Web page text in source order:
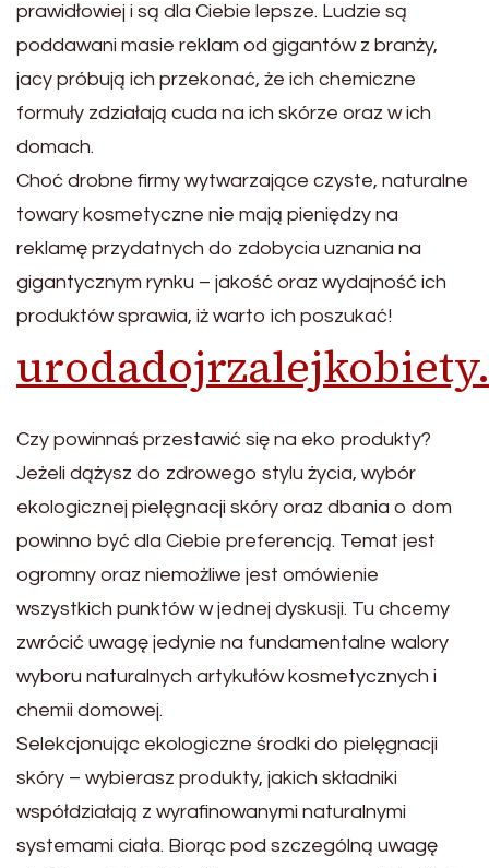
prawidłowiej i są dla Ciebie lepsze. Ludzie są
poddawani masie reklam od gigantów z branży,
jacy próbują ich przekonać, że ich chemiczne
formuły zdziałają cuda na ich skórze oraz w ich
domach.
Choć drobne firmy wytwarzające czyste, naturalne
towary kosmetyczne nie mają pieniędzy na
reklamę przydatnych do zdobycia uznania na
gigantycznym rynku – jakość oraz wydajność ich
produktów sprawia, iż warto ich poszukać!
Czy powinnaś przestawić się na eko produkty?
Jeżeli dążysz do zdrowego stylu życia, wybór
ekologicznej pielęgnacji skóry oraz dbania o dom
powinno być dla Ciebie preferencją. Temat jest
ogromny oraz niemożliwe jest omówienie
wszystkich punktów w jednej dyskusji. Tu chcemy
zwrócić uwagę jedynie na fundamentalne walory
wyboru naturalnych artykułów kosmetycznych i
chemii domowej.
Selekcjonując ekologiczne środki do pielęgnacji
skóry – wybierasz produkty, jakich składniki
współdziałają z wyrafinowanymi naturalnymi
systemami ciała. Biorąc pod szczególną uwagę